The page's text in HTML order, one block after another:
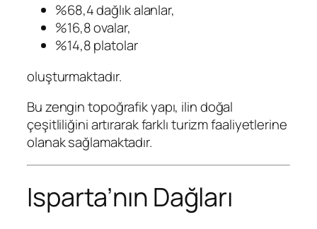
%68,4 dağlık alanlar,
%16,8 ovalar,
%14,8 platolar
oluşturmaktadır.
Bu zengin topoğrafik yapı, ilin doğal
çeşitliliğini artırarak farklı turizm faaliyetlerine
olanak sağlamaktadır.
Isparta’nın Dağları